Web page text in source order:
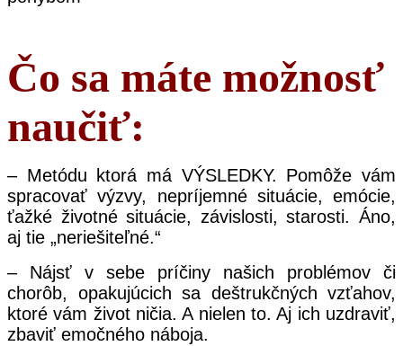
Čo sa máte možnosť
naučiť:
– Metódu ktorá má VÝSLEDKY. Pomôže vám
spracovať výzvy, nepríjemné situácie, emócie,
ťažké životné situácie, závislosti, starosti. Áno,
aj tie „neriešiteľné.“
– Nájsť v sebe príčiny našich problémov či
chorôb, opakujúcich sa deštrukčných vzťahov,
ktoré vám život ničia. A nielen to. Aj ich uzdraviť,
zbaviť emočného náboja.